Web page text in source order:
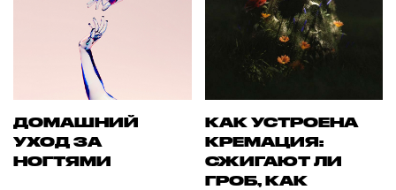
ДОМАШНИЙ
УХОД ЗА
НОГТЯМИ
КАК УСТРОЕНА
КРЕМАЦИЯ:
СЖИГАЮТ ЛИ
ГРОБ, КАК